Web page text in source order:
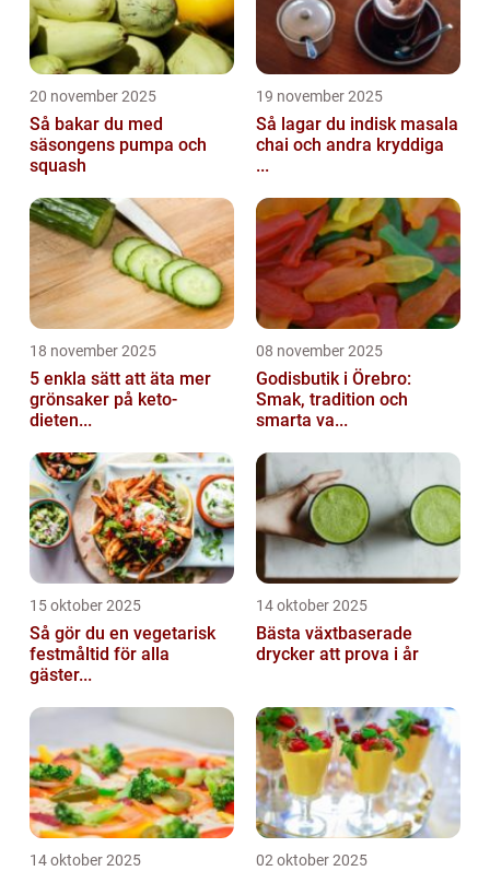
20 november 2025
Så bakar du med
säsongens pumpa och
squash
19 november 2025
Så lagar du indisk masala
chai och andra kryddiga
...
18 november 2025
5 enkla sätt att äta mer
grönsaker på keto-
dieten...
08 november 2025
Godisbutik i Örebro:
Smak, tradition och
smarta va...
15 oktober 2025
Så gör du en vegetarisk
festmåltid för alla
gäster...
14 oktober 2025
Bästa växtbaserade
drycker att prova i år
14 oktober 2025 02 oktober 2025